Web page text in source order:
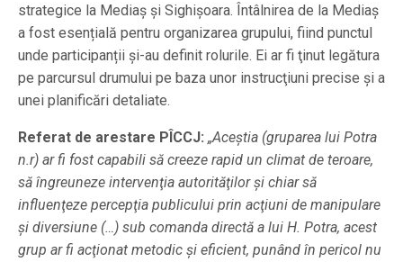
strategice la Mediaș și Sighișoara. Întâlnirea de la Mediaş
a fost esențială pentru organizarea grupului, fiind punctul
unde participanții și-au definit rolurile. Ei ar fi ţinut legătura
pe parcursul drumului pe baza unor instrucţiuni precise şi a
unei planificări detaliate.
Referat de arestare PÎCCJ: „Aceştia (gruparea lui Potra
n.r) ar fi fost capabili să creeze rapid un climat de teroare,
să îngreuneze intervenţia autorităţilor şi chiar să
influenţeze percepţia publicului prin acţiuni de manipulare
şi diversiune (…) sub comanda directă a lui H. Potra, acest
grup ar fi acţionat metodic şi eficient, punând în pericol nu